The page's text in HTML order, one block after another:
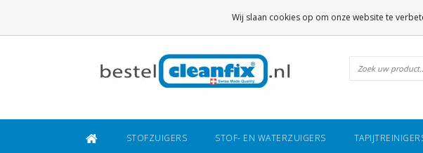
STOFZUIGERS STOF- EN WATERZUIGERS
Wij slaan cookies op om onze website te